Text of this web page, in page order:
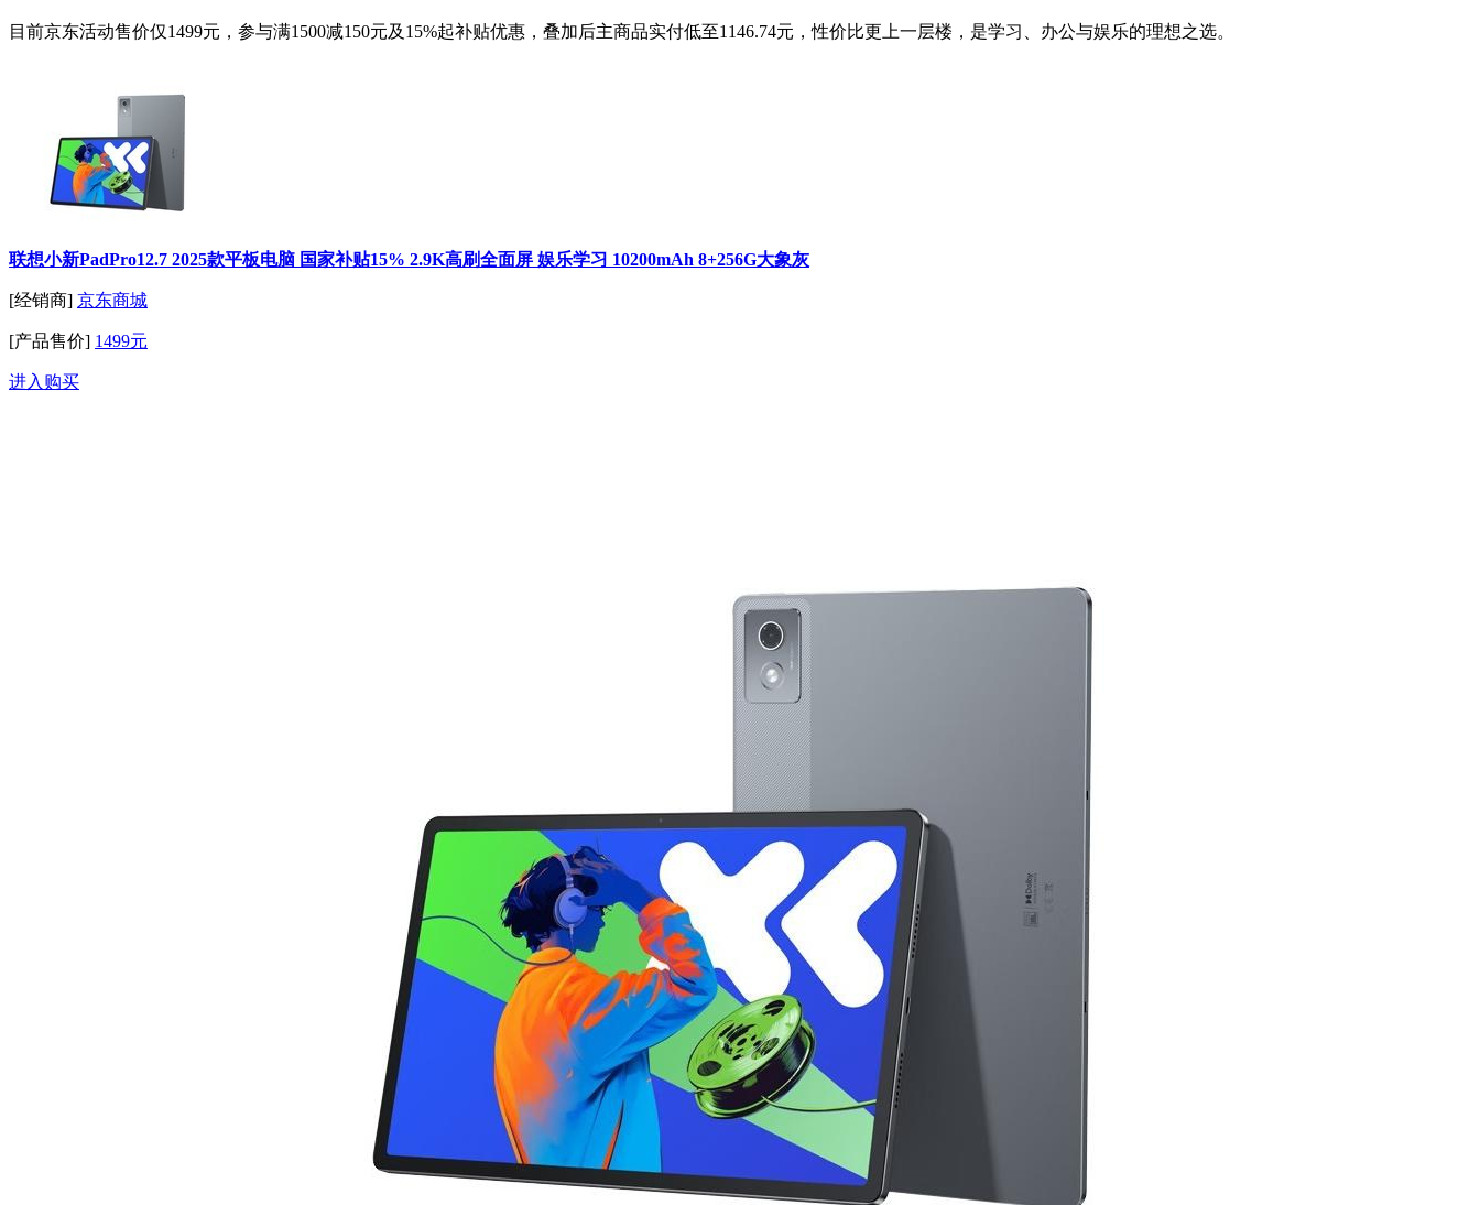
目前京东活动售价仅1499元，参与满1500减150元及15%起补贴优惠，叠加后主商品实付低至1146.74元，性价比更上一层楼，是学习、办公与娱乐的理想之选。
联想小新PadPro12.7 2025款平板电脑 国家补贴15% 2.9K高刷全面屏 娱乐学习 10200mAh 8+256G大象灰
[经销商] 京东商城
[产品售价] 1499元
进入购买